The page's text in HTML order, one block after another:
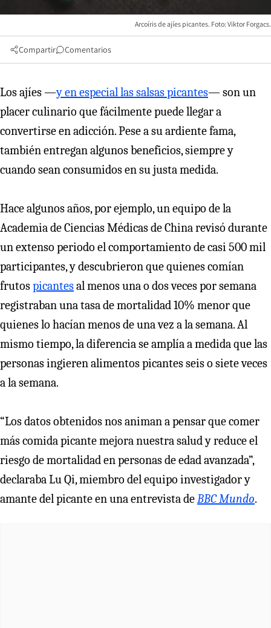
Arcoíris de ajíes picantes. Foto: Viktor Forgacs.
Compartir Comentarios
Los ajíes —y en especial las salsas picantes— son un
placer culinario que fácilmente puede llegar a
convertirse en adicción. Pese a su ardiente fama,
también entregan algunos beneficios, siempre y
cuando sean consumidos en su justa medida.
Hace algunos años, por ejemplo, un equipo de la
Academia de Ciencias Médicas de China revisó durante
un extenso periodo el comportamiento de casi 500 mil
participantes, y descubrieron que quienes comían
frutospicantesal menos una o dos veces por semana
registraban una tasa de mortalidad 10% menor que
quienes lo hacían menos de una vez a la semana. Al
mismo tiempo, la diferencia se amplía a medida que las
personas ingieren alimentos picantes seis o siete veces
a la semana.
“Los datos obtenidos nos animan a pensar que comer
más comida picante mejora nuestra salud y reduce el
riesgo de mortalidad en personas de edad avanzada”,
declaraba Lu Qi, miembro del equipo investigador y
amante del picante en una entrevista deBBC Mundo.